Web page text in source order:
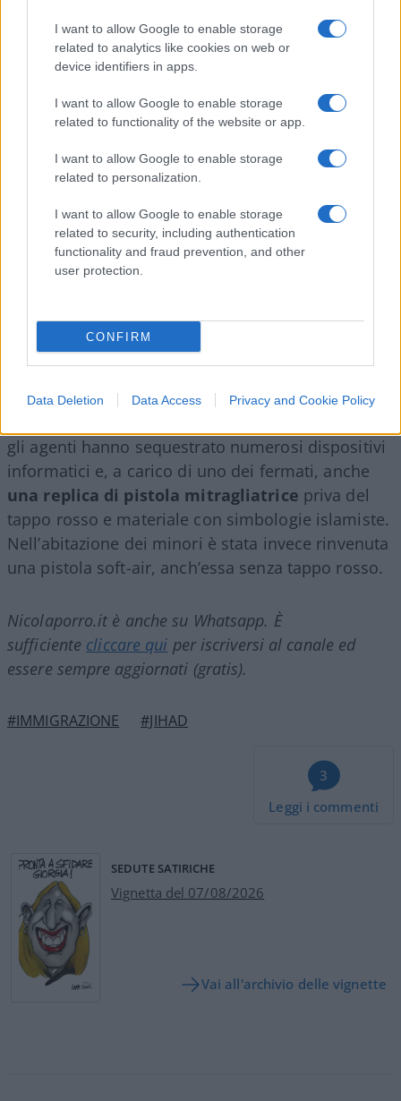
I want to allow Google to enable storage
related to analytics like cookies on web or
device identifiers in apps.
I want to allow Google to enable storage
related to functionality of the website or app.
I want to allow Google to enable storage
related to personalization.
I want to allow Google to enable storage
related to security, including authentication
functionality and fraud prevention, and other
user protection.
CONFIRM
Data Deletion Data Access Privacy and Cookie Policy
immagini più significative, anche quella della
“Shahada” – la professione di fede islamica –
affiancata da un fucile d’assalto AK47.
Nel medesimo contesto investigativo sono stati
individuati altri
tre minorenni stranieri, due nel
Trapanese e uno nel Nord Italia, accomunati da
social sono stati trovati contenuti che li ritraggono
mentre maneggiano pistole semiautomatiche e
armi da taglio, spesso associati a simbologie
sono stati trasferiti alla casa circondariale
gli agenti hanno sequestrato numerosi dispositivi
informatici e, a carico di uno dei fermati, anche
una replica di pistola mitragliatrice priva del
tappo rosso e materiale con simbologie islamiste.
Nell’abitazione dei minori è stata invece rinvenuta
una pistola soft-air, anch’essa senza tappo rosso.
Nicolaporro.it è anche su Whatsapp. È
sufficiente cliccare qui per iscriversi al canale ed
essere sempre aggiornati (gratis).
#IMMIGRAZIONE #JIHAD
3
Leggi i commenti
SEDUTE SATIRICHE
Vignetta del 07/08/2026
Vai all'archivio delle vignette